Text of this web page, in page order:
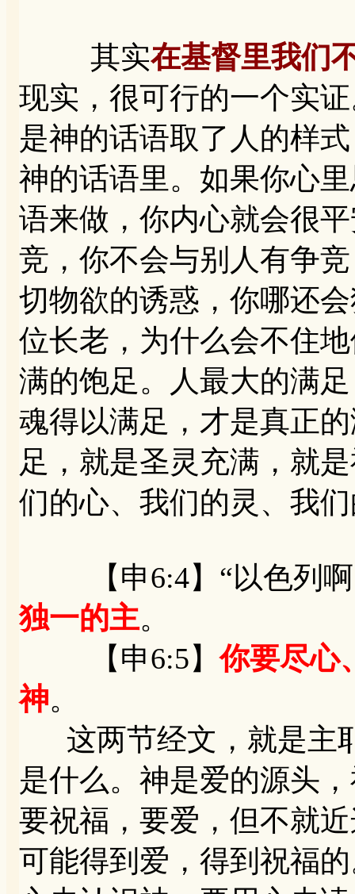
其实在基督里我们
现实，很可行的一个实
是神的话语取了人的样
神的话语里。如果你心
语来做，你内心就会很
竞，你不会与别人有争
切物欲的诱惑，你哪还
位长老，为什么会不住
满的饱足。人最大的满
魂得以满足，才是真正
足，就是圣灵充满，就
们的心、我们的灵、我
【申6:4】“以色列啊
独一的主。
【申6:5】你要尽
神。
这两节经文，就是主
是什么。神是爱的源头
要祝福，要爱，但不就
可能得到爱，得到祝福